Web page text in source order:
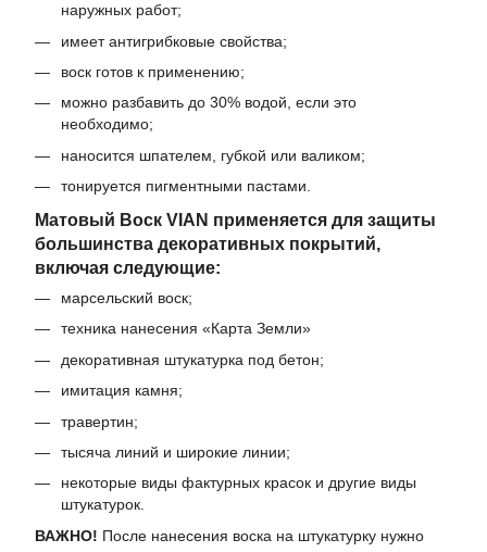
наружных работ;
имеет антигрибковые свойства;
воск готов к применению;
можно разбавить до 30% водой, если это
необходимо;
наносится шпателем, губкой или валиком;
тонируется пигментными пастами.
Матовый Воск VIAN применяется для защиты
большинства декоративных покрытий,
включая следующие:
марсельский воск;
техника нанесения «Карта Земли»
декоративная штукатурка под бетон;
имитация камня;
травертин;
тысяча линий и широкие линии;
некоторые виды фактурных красок и другие виды
штукатурок.
ВАЖНО! После нанесения воска на штукатурку нужно